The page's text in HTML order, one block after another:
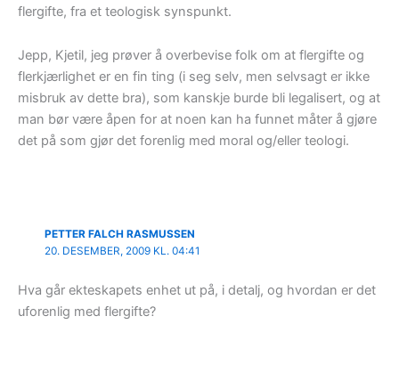
flergifte, fra et teologisk synspunkt.
Jepp, Kjetil, jeg prøver å overbevise folk om at flergifte og
flerkjærlighet er en fin ting (i seg selv, men selvsagt er ikke
misbruk av dette bra), som kanskje burde bli legalisert, og at
man bør være åpen for at noen kan ha funnet måter å gjøre
det på som gjør det forenlig med moral og/eller teologi.
PETTER FALCH RASMUSSEN
20. DESEMBER, 2009 KL. 04:41
Hva går ekteskapets enhet ut på, i detalj, og hvordan er det
uforenlig med flergifte?